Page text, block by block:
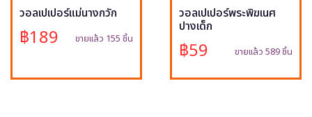
วอลเปเปอร์แม่นางกวัก
฿189 ขายแล้ว 155 ชิ้น
วอลเปเปอร์พระพิฆเนศ
ปางเด็ก
฿59 ขายแล้ว 589 ชิ้น